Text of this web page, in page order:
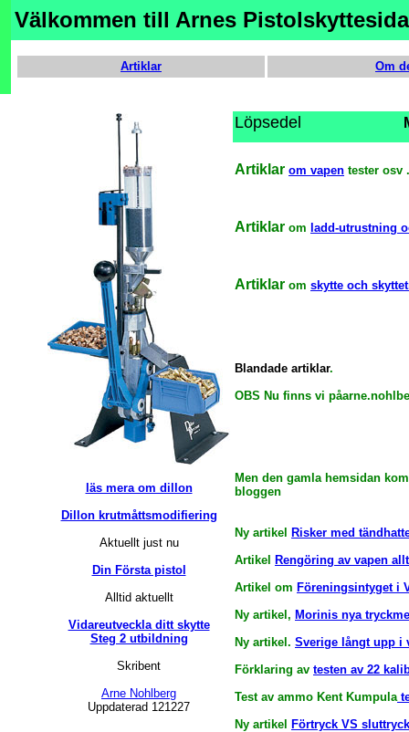
Välkommen till Arnes Pistolskyttesida
Artiklar Om
läs mera om dillon
Dillon krutmåttsmodifiering
Aktuellt just nu
Din Första pistol
Alltid aktuellt
Vidareutveckla ditt skytte
Steg 2 utbildning
Skribent
Arne Nohlberg
Uppdaterad 121227
Löpsedel
Artiklar om vapen tester osv
Artiklar om ladd-utrustning
Artiklar om skytte och
Blandade artiklar.
OBS Nu finns vi
Men den gamla hemsidan
bloggen
Ny artikel
Risker med
Artikel
Rengöring av vapen
Artikel om Föreningsintyget i
Ny artikel, Morinis nya
Ny artikel. Sverige långt upp i
Förklaring av testen av 22
Test av ammo Kent Kumpula
Ny artikel
Förtryck VS sluttryck